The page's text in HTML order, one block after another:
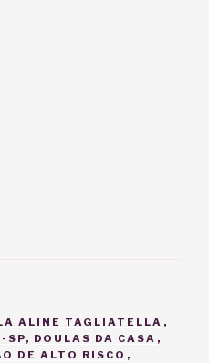
ALINE TAGLIATELLA ,
SP, DOULAS DA CASA ,
DE ALTO RISCO ,